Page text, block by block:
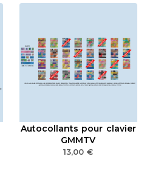
Autocollants pour clavier
GMMTV
13,00 €